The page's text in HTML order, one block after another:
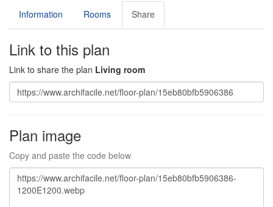
Information Rooms Share
Link to this plan
Link to share the plan Living room
Plan image
Copy and paste the code below